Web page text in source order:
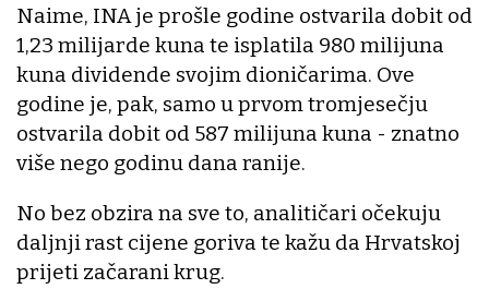
Naime, INA je prošle godine ostvarila dobit od
1,23 milijarde kuna te isplatila 980 milijuna
kuna dividende svojim dioničarima. Ove
godine je, pak, samo u prvom tromjesečju
ostvarila dobit od 587 milijuna kuna - znatno
više nego godinu dana ranije.
No bez obzira na sve to, analitičari očekuju
daljnji rast cijene goriva te kažu da Hrvatskoj
prijeti začarani krug.